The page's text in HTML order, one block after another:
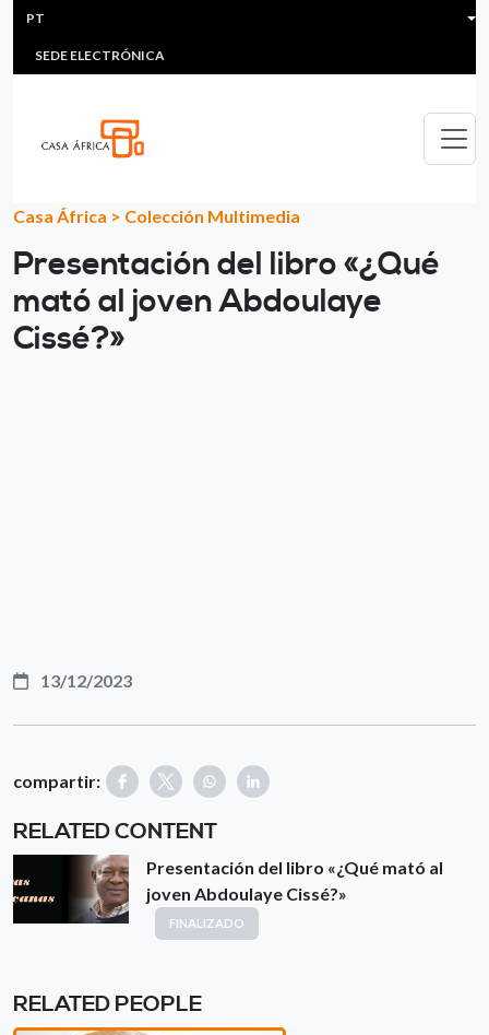
Passar para o conteúdo principal
HEADER MENU
MULTIMEDIA
SEDE ELECTRÓNICA
PT
Casa África > Colección Multimedia
Presentación del libro «¿Qué
mató al joven Abdoulaye
Cissé?»
13/12/2023
compartir:
RELATED CONTENT
Presentación del libro «¿Qué mató al
joven Abdoulaye Cissé?»
FINALIZADO
RELATED PEOPLE